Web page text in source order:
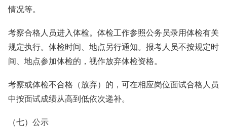
情况等。
考察合格人员进入体检。体检工作参照公务员录用体检有关
规定执行。体检时间、地点另行通知。报考人员不按规定时
间、地点参加体检的，视作放弃体检资格。
考察或体检不合格（放弃）的，可在相应岗位面试合格人员
中按面试成绩从高到低依次递补。
（七）公示